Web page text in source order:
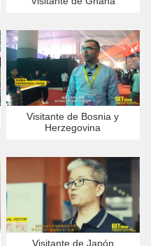
Visitante de Bosnia y
Herzegovina
Visitante de Japón